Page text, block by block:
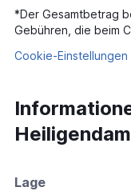
*Der Gesamtbetrag
Gebühren, die beim
Cookie-Einstellungen
Lage